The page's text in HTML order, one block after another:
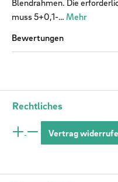
Blendrahmen. Die
muss 5+0,1-… Mehr
Bewertungen
Rechtliches
Vertrag